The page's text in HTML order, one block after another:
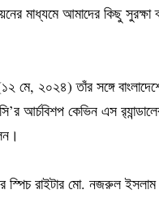
মাধ্যমে আমাদের কিছু সুরক্ষা
মে, ২০২৪) তাঁর সঙ্গে
আর্চবিশপ কেভিন এস
স্পিচ রাইটার মো. নজরুল ইসলাম